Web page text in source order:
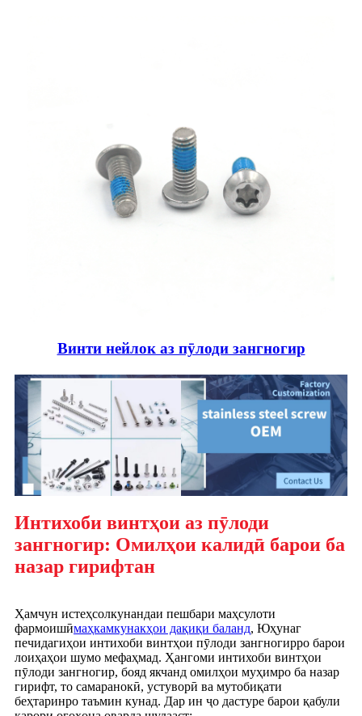
Винти нейлок аз пӯлоди зангногир
Интихоби винтҳои аз пӯлоди
зангногир: Омилҳои калидӣ барои ба
назар гирифтан
Ҳамчун истеҳсолкунандаи пешбари маҳсулоти
фармоишӣмаҳкамкунакҳои дақиқи баланд, Юҳунаг
печидагиҳои интихоби винтҳои пӯлоди зангногирро барои
лоиҳаҳои шумо мефаҳмад. Ҳангоми интихоби винтҳои
пӯлоди зангногир, бояд якчанд омилҳои муҳимро ба назар
гирифт, то самаранокӣ, устуворӣ ва мутобиқати
беҳтаринро таъмин кунад. Дар ин ҷо дастуре барои қабули